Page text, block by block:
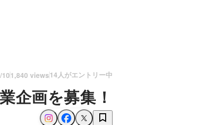
101,840 views14人がエントリー中
企画を募集！